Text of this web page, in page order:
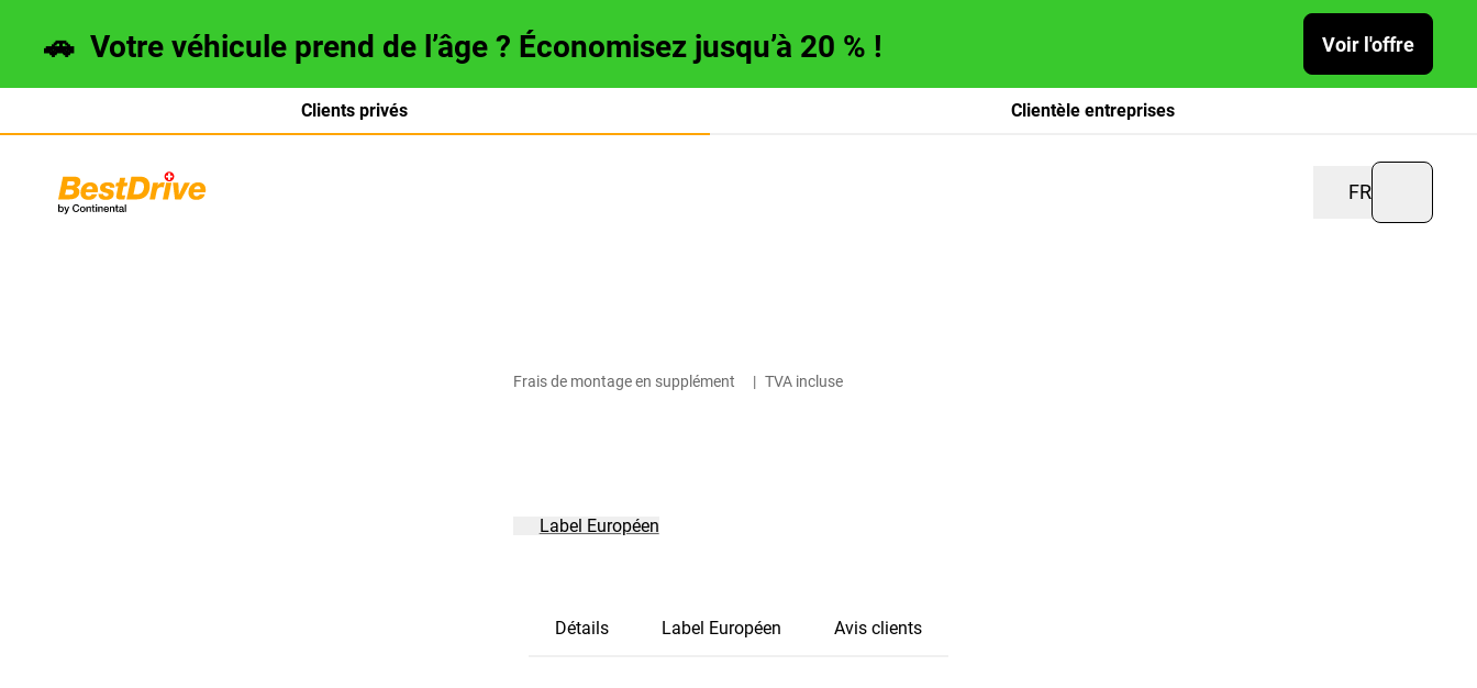
🚗 Votre véhicule prend de l’âge ? Économisez jusqu’à 20 % ! Voir l'offre
Clients privés Clientèle entreprises
FR
Deutsch
Frais de montage en supplément | TVA incluse
Label Européen
Détails Label Européen Avis clients